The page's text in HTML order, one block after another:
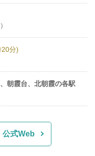
20分)
朝霞台、北朝霞の各駅
公式Web